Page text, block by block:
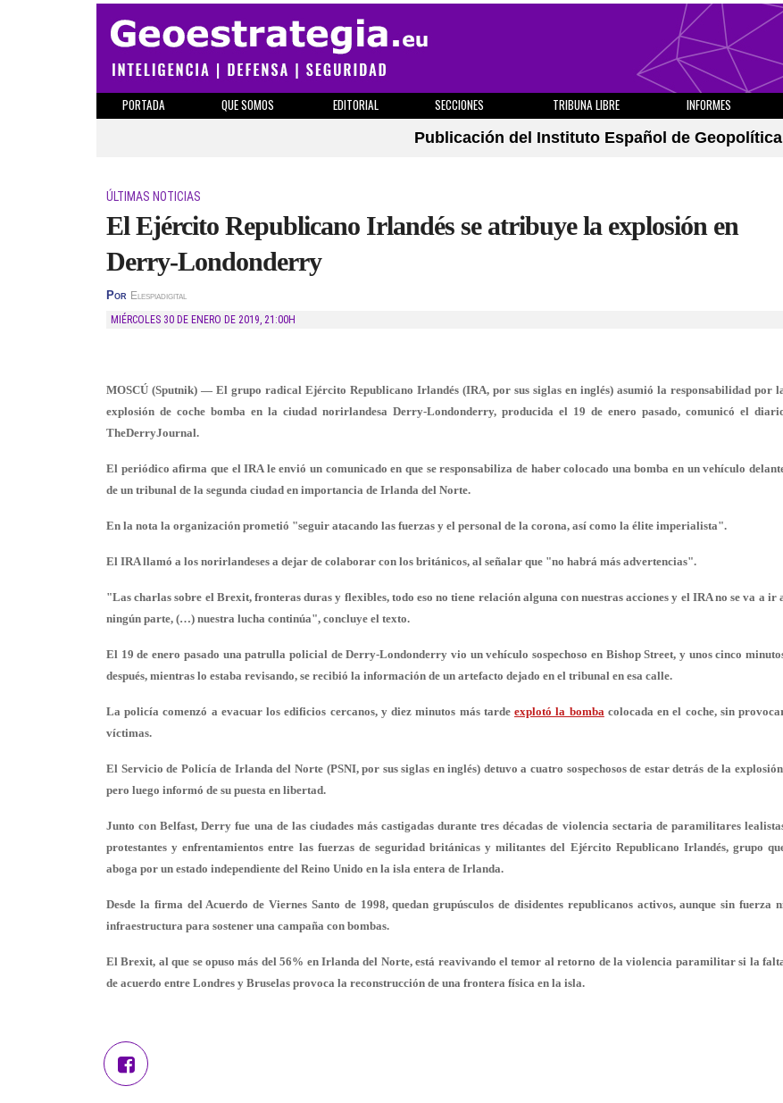
PORTADA QUE SOMOS EDITORIAL SECCIONES TRIBUNA LIBRE INFORMES
Publicación del Instituto Español de Geopolítica
ÚLTIMAS NOTICIAS
El Ejército Republicano Irlandés se atribuye la explosión en
Derry-Londonderry
Por Elespiadigital
MIÉRCOLES 30 DE ENERO DE 2019, 21:00H
MOSCÚ (Sputnik) — El grupo radical Ejército Republicano Irlandés (IRA, por sus siglas en inglés) asumió la responsabilidad por
explosión de coche bomba en la ciudad norirlandesa Derry-Londonderry, producida el 19 de enero pasado, comunicó el
TheDerryJournal.
El periódico afirma que el IRA le envió un comunicado en que se responsabiliza de haber colocado una bomba en un vehículo
de un tribunal de la segunda ciudad en importancia de Irlanda del Norte.
En la nota la organización prometió "seguir atacando las fuerzas y el personal de la corona, así como la élite imperialista".
El IRA llamó a los norirlandeses a dejar de colaborar con los británicos, al señalar que "no habrá más advertencias".
"Las charlas sobre el Brexit, fronteras duras y flexibles, todo eso no tiene relación alguna con nuestras acciones y el IRA no se va a ir
ningún parte, (…) nuestra lucha continúa", concluye el texto.
El 19 de enero pasado una patrulla policial de Derry-Londonderry vio un vehículo sospechoso en Bishop Street, y unos cinco
después, mientras lo estaba revisando, se recibió la información de un artefacto dejado en el tribunal en esa calle.
La policía comenzó a evacuar los edificios cercanos, y diez minutos más tardeexplotó la bombacolocada en el coche, sin
víctimas.
El Servicio de Policía de Irlanda del Norte (PSNI, por sus siglas en inglés) detuvo a cuatro sospechosos de estar detrás de la
pero luego informó de su puesta en libertad.
Junto con Belfast, Derry fue una de las ciudades más castigadas durante tres décadas de violencia sectaria de paramilitares
protestantes y enfrentamientos entre las fuerzas de seguridad británicas y militantes del Ejército Republicano Irlandés, grupo
aboga por un estado independiente del Reino Unido en la isla entera de Irlanda.
Desde la firma del Acuerdo de Viernes Santo de 1998, quedan grupúsculos de disidentes republicanos activos, aunque sin fuerza
infraestructura para sostener una campaña con bombas.
El Brexit, al que se opuso más del 56% en Irlanda del Norte, está reavivando el temor al retorno de la violencia paramilitar si la
de acuerdo entre Londres y Bruselas provoca la reconstrucción de una frontera física en la isla.